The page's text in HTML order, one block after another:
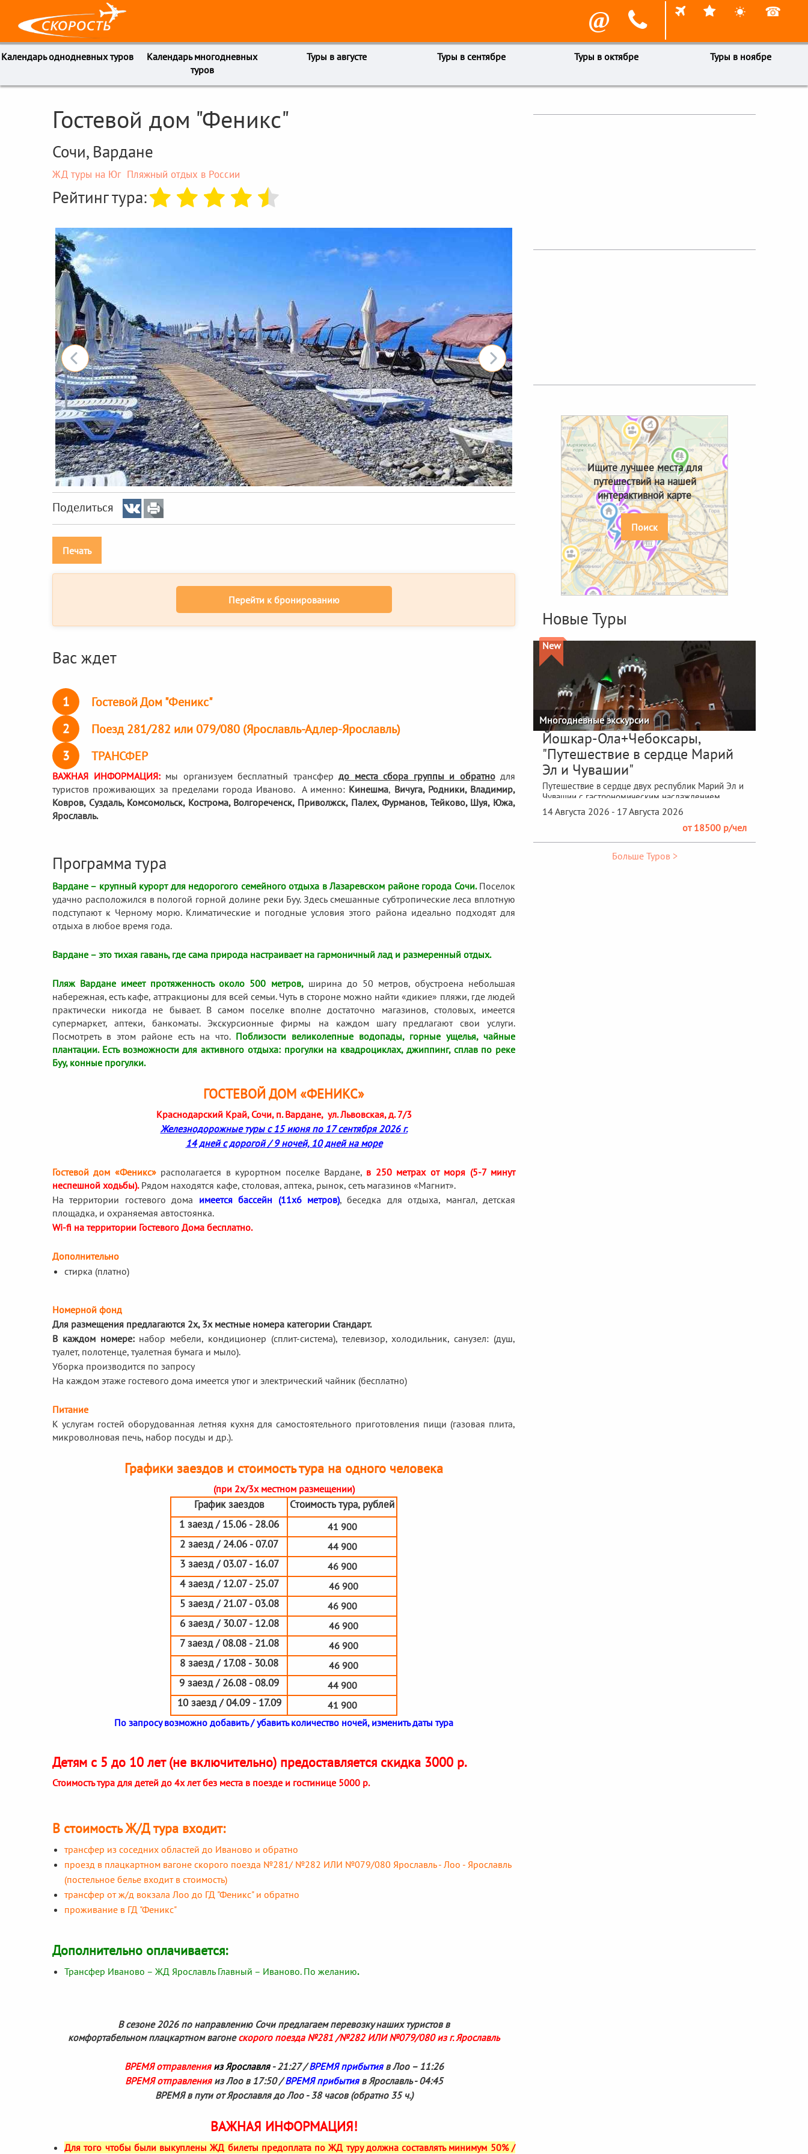
@     ☎
Календарь однодневных туров
Календарь многодневных
туров
Туры в августе Туры в сентябре Туры в октябре Туры в ноябре
Гостевой дом "Феникс"
Сочи, Вардане
ЖД туры на Юг Пляжный отдых в России
Рейтинг тура:
Поделиться
Печать
Перейти к бронированию
Вас ждет
1 Гостевой Дом "Феникс"
2 Поезд 281/282 или 079/080 (Ярославль-Адлер-Ярославль)
3 ТРАНСФЕР
ВАЖНАЯ ИНФОРМАЦИЯ:мы организуем бесплатный трансфер до места сбора группы и обратнодля
туристов проживающих за пределами города Иваново. А именно: Кинешма, Вичуга, Родники, Владимир,
Ковров, Суздаль, Комсомольск, Кострома, Волгореченск, Приволжск, Палех, Фурманов, Тейково, Шуя, Южа,
Ярославль.
Программа тура
Вардане – крупный курорт для недорогого семейного отдыха в Лазаревском районе города Сочи.Поселок
удачно расположился в пологой горной долине реки Буу. Здесь смешанные субтропические леса вплотную
подступают к Черному морю. Климатические и погодные условия этого района идеально подходят для
отдыха в любое время года.
Вардане – это тихая гавань, где сама природа настраивает на гармоничный лад и размеренный отдых.
Пляж Вардане имеет протяженность около 500 метров,ширина до 50 метров, обустроена небольшая
набережная, есть кафе, аттракционы для всей семьи. Чуть в стороне можно найти «дикие» пляжи, где людей
практически никогда не бывает. В самом поселке вполне достаточно магазинов, столовых, имеется
супермаркет, аптеки, банкоматы. Экскурсионные фирмы на каждом шагу предлагают свои услуги.
Посмотреть в этом районе есть на что. Поблизости великолепные водопады, горные ущелья, чайные
плантации. Есть возможности для активного отдыха: прогулки на квадроциклах, джиппинг, сплав по реке
Буу, конные прогулки.
ГОСТЕВОЙ ДОМ «ФЕНИКС»
Краснодарский Край, Сочи, п. Вардане, ул. Львовская, д. 7/3
Железнодорожные туры с 15 июня по 17 сентября 2026 г.
14 дней с дорогой / 9 ночей, 10 дней на море
Гостевой дом «Феникс»располагается в курортном поселке Вардане, в 250 метрах от моря (5-7 минут
неспешной ходьбы).Рядом находятся кафе, столовая, аптека, рынок, сеть магазинов «Магнит».
На территории гостевого дома имеется бассейн (11х6 метров), беседка для отдыха, мангал, детская
площадка, и охраняемая автостоянка.
Wi-fi на территории Гостевого Дома бесплатно.
Дополнительно
стирка (платно)
Номерной фонд
Для размещения предлагаются 2х, 3х местные номера категории Стандарт.
В каждом номере:набор мебели, кондиционер (сплит-система), телевизор, холодильник, санузел: (душ,
туалет, полотенце, туалетная бумага и мыло).
Уборка производится по запросу
На каждом этаже гостевого дома имеется утюг и электрический чайник (бесплатно)
Питание
К услугам гостей оборудованная летняя кухня для самостоятельного приготовления пищи (газовая плита,
микроволновая печь, набор посуды и др.).
Графики заездов и стоимость тура на одного человека
(при 2х/3х местном размещении)
График заездов
Стоимость тура, рублей
1 заезд / 15.06 - 28.06
41 900
2 заезд / 24.06 - 07.07 44 900
3 заезд / 03.07 - 16.07 46 900
4 заезд / 12.07 - 25.07 46 900
5 заезд / 21.07 - 03.08 46 900
6 заезд / 30.07 - 12.08 46 900
7 заезд / 08.08 - 21.08 46 900
8 заезд / 17.08 - 30.08 46 900
9 заезд / 26.08 - 08.09 44 900
10 заезд / 04.09 - 17.09
41 900
По запросу возможно добавить / убавить количество ночей, изменить даты тура
Детям с 5 до 10 лет (не включительно) предоставляется скидка 3000 р.
Стоимость тура для детей до 4х лет без места в поезде и гостинице 5000 р.
В стоимость Ж/Д тура входит:
трансфер из соседних областей до Иваново и обратно
проезд в плацкартном вагоне скорого поезда №281/ №282 ИЛИ №079/080 Ярославль - Лоо - Ярославль
(постельное белье входит в стоимость)
трансфер от ж/д вокзала Лоо до ГД "Феникс" и обратно
проживание в ГД "Феникс"
Дополнительно оплачивается:
Трансфер Иваново – ЖД Ярославль Главный – Иваново. По желанию.
В сезоне 2026 по направлению Сочи предлагаем перевозку наших туристов в
комфортабельном плацкартном вагонескорого поезда №281 /№282 ИЛИ №079/080 из г. Ярославль
ВРЕМЯ отправления из Ярославля- 21:27 /ВРЕМЯ прибытияв Лоо – 11:26
ВРЕМЯ отправленияиз Лоо в 17:50 /ВРЕМЯ прибытияв Ярославль - 04:45
ВРЕМЯ в пути от Ярославля до Лоо - 38 часов (обратно 35 ч.)
ВАЖНАЯ ИНФОРМАЦИЯ!
Для того чтобы были выкуплены ЖД билеты предоплата по ЖД туру должна составлять минимум 50% /
Ищите лучшее места для
путешествий на нашей
интерактивной карте
Поиск
Новые Туры
New
Многодневные экскурсии
Йошкар-Ола+Чебоксары,
"Путешествие в сердце Марий
Эл и Чувашии"
Путешествие в сердце двух республик Марий Эл и
Чувашии с гастрономическим наслаждением
фестиваля "ЙОШКА-ЕШ"
14 Августа 2026 - 17 Августа 2026
от 18500 р/чел
Больше Туров >